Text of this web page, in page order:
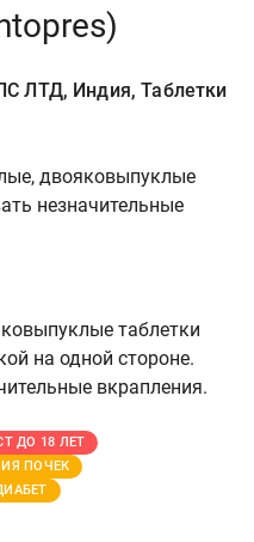
Индия, Таблетки
двояковыпуклые
незначительные
таблетки
на одной стороне.
вкрапления.
ДО 18 ЛЕТ
ПОЧЕК